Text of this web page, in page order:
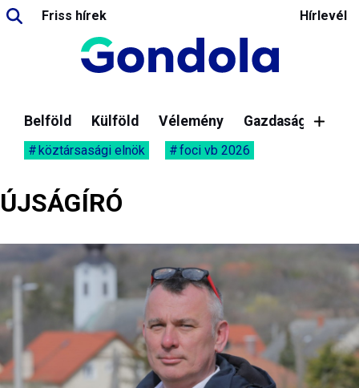
Friss hírek Hírlevél
Belföld Külföld Vélemény Gazdaság
köztársasági elnök foci vb 2026
ÚJSÁGÍRÓ